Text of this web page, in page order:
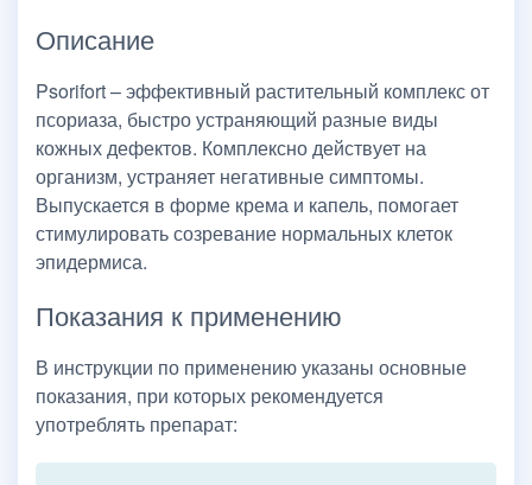
Описание
Psorifort – эффективный растительный комплекс от
псориаза, быстро устраняющий разные виды
кожных дефектов. Комплексно действует на
организм, устраняет негативные симптомы.
Выпускается в форме крема и капель, помогает
стимулировать созревание нормальных клеток
эпидермиса.
Показания к применению
В инструкции по применению указаны основные
показания, при которых рекомендуется
употреблять препарат: